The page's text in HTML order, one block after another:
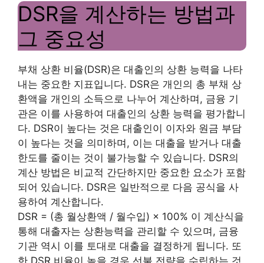
DSR을 계산하는 방법과
그 중요성
부채 상환 비율(DSR)은 대출인의 상환 능력을 나타
내는 중요한 지표입니다. DSR은 개인의 총 부채 상
환액을 개인의 소득으로 나누어 계산하며, 금융 기
관은 이를 사용하여 대출인의 상환 능력을 평가합니
다. DSR이 높다는 것은 대출인이 이자와 원금 부담
이 높다는 것을 의미하며, 이는 대출을 받거나 대출
한도를 줄이는 것이 불가능할 수 있습니다. DSR의
계산 방법은 비교적 간단하지만 중요한 요소가 포함
되어 있습니다. DSR은 일반적으로 다음 공식을 사
용하여 계산합니다.
DSR = (총 월상환액 / 월수입) × 100% 이 계산식을
통해 대출자는 상환능력을 관리할 수 있으며, 금융
기관 역시 이를 토대로 대출을 결정하게 됩니다. 또
한 DSR 비율이 높을 경우 선불 전략을 수립하는 것